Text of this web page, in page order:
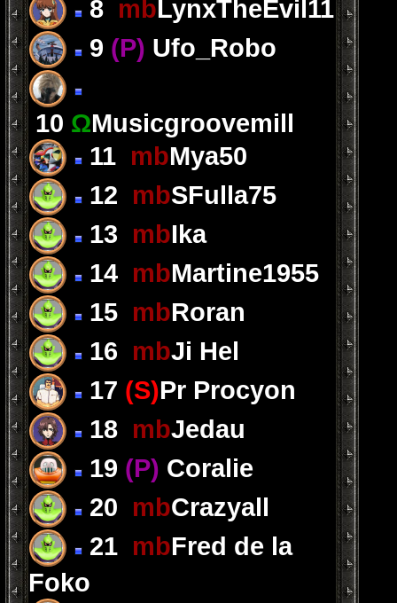
8 mb LynxTheEvil11
9 (P) Ufo_Robo
10 ΩMusicgroovemill
11 mbMya50
12 mbSFulla75
13 mbIka
14 mbMartine1955
15 mbRoran
16 mbJi Hel
17 (S)Pr Procyon
18 mbJedau
19 (P) Coralie
20 mbCrazyall
21 mbFred de la
Foko